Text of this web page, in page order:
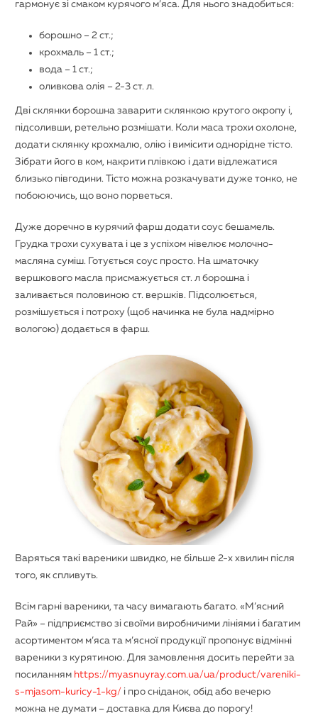
гармонує зі смаком курячого м’яса. Для нього знадобиться:
борошно – 2 ст.;
крохмаль – 1 ст.;
вода – 1 ст.;
оливкова олія – ​​2-3 ст. л.
Дві склянки борошна заварити склянкою крутого окропу і,
підсоливши, ретельно розмішати. Коли маса трохи охолоне,
додати склянку крохмалю, олію і вимісити однорідне тісто.
Зібрати його в ком, накрити плівкою і дати відлежатися
близько півгодини. Тісто можна розкачувати дуже тонко, не
побоюючись, що воно порветься.
Дуже доречно в курячий фарш додати соус бешамель.
Грудка трохи сухувата і це з успіхом нівелює молочно-
масляна суміш. Готується соус просто. На шматочку
вершкового масла присмажується ст. л борошна і
заливається половиною ст. вершків. Підсолюється,
розмішується і потроху (щоб начинка не була надмірно
вологою) додається в фарш.
Варяться такі вареники швидко, не більше 2-х хвилин після
того, як спливуть.
Всім гарні вареники, та часу вимагають багато. «М’ясний
Рай» – підприємство зі своїми виробничими лініями і багатим
асортиментом м’яса та м’ясної продукції пропонує відмінні
вареники з курятиною. Для замовлення досить перейти за
посиланням https://myasnuyray.com.ua/ua/product/vareniki-
s-mjasom-kuricy-1-kg/ і про сніданок, обід або вечерю
можна не думати – доставка для Києва до порогу!